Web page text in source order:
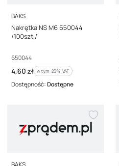
PRODUCENT
BAKS
Nakrętka NS M6 650044
/100szt,/
Kod producenta
650044
Cena brutto
4,60 zł w tym %s VAT
w tym 23% VAT
Dostępność:Dostępne
PRODUCENT
BAKS